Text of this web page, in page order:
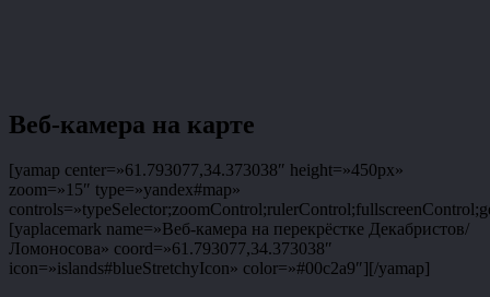
Веб-камера на карте
[yamap center=»61.793077,34.373038″ height=»450px»
zoom=»15″ type=»yandex#map»
[yaplacemark name=»Веб-камера на перекрёстке Декабристов/
Ломоносова» coord=»61.793077,34.373038″
icon=»islands#blueStretchyIcon» color=»#00c2a9″][/yamap]